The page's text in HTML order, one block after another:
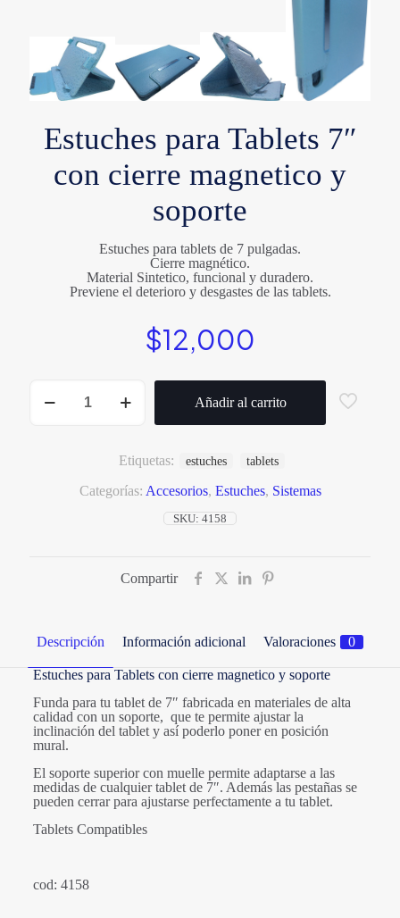
Estuches para Tablets 7″
con cierre magnetico y
soporte
Estuches para tablets de 7 pulgadas.
Cierre magnético.
Material Sintetico, funcional y duradero.
Previene el deterioro y desgastes de las tablets.
$12,000
para
Añadir al carrito
SKU: 4158
Categorías: Accesorios, Estuches, Sistemas
Etiquetas: estuches tablets
Compartir
Descripción Información adicional Valoraciones 0
Estuches para Tablets con cierre magnetico y soporte
Funda para tu tablet de 7″ fabricada en materiales de alta
calidad con un soporte, que te permite ajustar la
inclinación del tablet y así poderlo poner en posición
mural.
El soporte superior con muelle permite adaptarse a las
medidas de cualquier tablet de 7″. Además las pestañas se
pueden cerrar para ajustarse perfectamente a tu tablet.
Tablets Compatibles
cod: 4158